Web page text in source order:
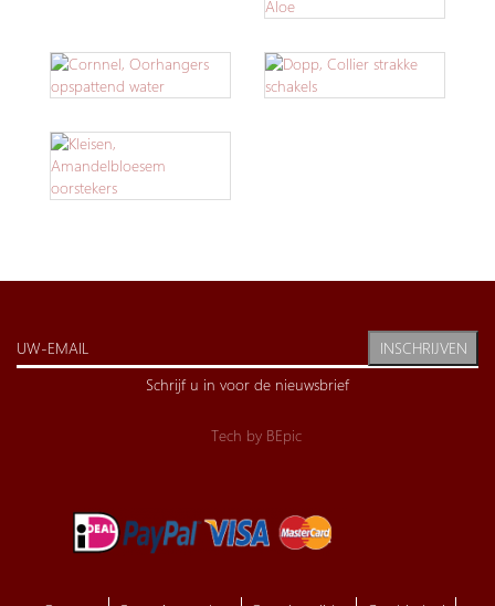
INSCHRIJVEN
Schrijf u in voor de nieuwsbrief
Tech by BEpic